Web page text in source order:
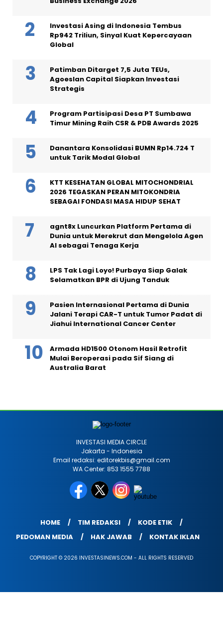
Investasi Asing di Indonesia Tembus
Rp942 Triliun, Sinyal Kuat Kepercayaan
Global
Patimban Ditarget 7,5 Juta TEUs,
Agoeslan Capital Siapkan Investasi
Strategis
Program Partisipasi Desa PT Sumbawa
Timur Mining Raih CSR & PDB Awards 2025
Danantara Konsolidasi BUMN Rp14.724 T
untuk Tarik Modal Global
KTT KESEHATAN GLOBAL MITOCHONDRIAL
2026 TEGASKAN PERAN MITOKONDRIA
SEBAGAI FONDASI MASA HIDUP SEHAT
agnt8x Luncurkan Platform Pertama di
Dunia untuk Merekrut dan Mengelola Agen
AI sebagai Tenaga Kerja
LPS Tak Lagi Loyo! Purbaya Siap Galak
Selamatkan BPR di Ujung Tanduk
Pasien Internasional Pertama di Dunia
Jalani Terapi CAR-T untuk Tumor Padat di
Jiahui International Cancer Center
Armada HD1500 Otonom Hasil Retrofit
Mulai Beroperasi pada Sif Siang di
Australia Barat
INVESTASI MEDIA CIRCLE
Jakarta - Indonesia
Email redaksi: editorekbis@gmail.com
WA Center: 853 1555 7788
HOME TIM REDAKSI
KODE ETIK
PEDOMAN MEDIA
HAK JAWAB KONTAK IKLAN
COPYRIGHT © 2026 INVESTASINEWS.COM - ALL RIGHTS RESERVED